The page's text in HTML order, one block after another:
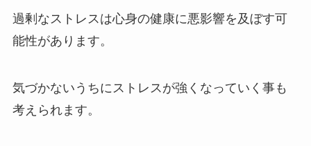
過剰なストレスは心身の健康に悪影響を及ぼす可
能性があります。
気づかないうちにストレスが強くなっていく事も
考えられます。